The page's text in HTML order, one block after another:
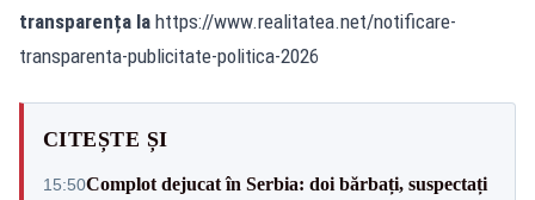
transparența la https://www.realitatea.net/notificare-
transparenta-publicitate-politica-2026
CITEȘTE ȘI
15:50Complot dejucat în Serbia: doi bărbați, suspectați